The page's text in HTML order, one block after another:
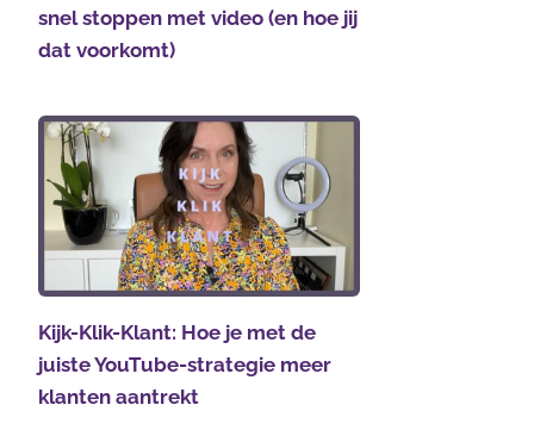
snel stoppen met video (en hoe jij
dat voorkomt)
Kijk-Klik-Klant: Hoe je met de
juiste YouTube-strategie meer
klanten aantrekt